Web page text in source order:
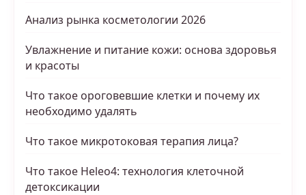
Анализ рынка косметологии 2026
Увлажнение и питание кожи: основа здоровья
и красоты
Что такое ороговевшие клетки и почему их
необходимо удалять
Что такое микротоковая терапия лица?
Что такое Heleo4: технология клеточной
детоксикации